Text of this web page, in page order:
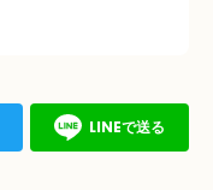
LINEで送る